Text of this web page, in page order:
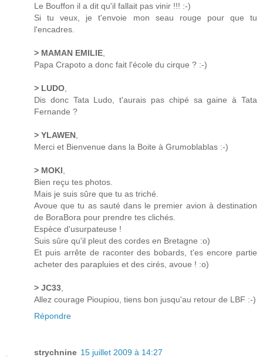
Le Bouffon il a dit qu'il fallait pas vinir !!! :-)
Si tu veux, je t'envoie mon seau rouge pour que tu
l'encadres.
> MAMAN EMILIE
Papa Crapoto a donc fait l'école du cirque ? :-)
> LUDO
Dis donc Tata Ludo, t'aurais pas chipé sa gaine à Tata
Fernande ?
> YLAWEN
Merci et Bienvenue dans la Boite à Grumoblablas :-)
> MOKI
Bien reçu tes photos.
Mais je suis sûre que tu as triché.
Avoue que tu as sauté dans le premier avion à destination
de BoraBora pour prendre tes clichés.
Espèce d'usurpateuse !
Suis sûre qu'il pleut des cordes en Bretagne :o)
Et puis arrête de raconter des bobards, t'es encore partie
acheter des parapluies et des cirés, avoue ! :o)
> JC33
Allez courage Pioupiou, tiens bon jusqu'au retour de LBF :-)
Répondre
strychnine 15 juillet 2009 à 14:27